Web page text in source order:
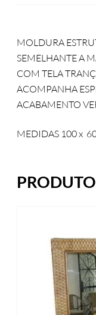
MOLDURA
SEMELHANTE A
COM TELA
ACOMPANHA
ACABAMENTO
MEDIDAS 100 x